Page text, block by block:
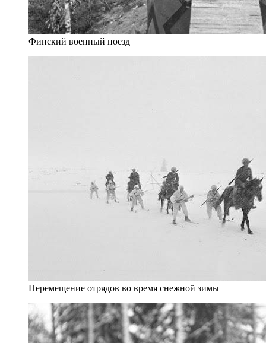
Финский военный поезд
Перемещение отрядов во время снежной зимы